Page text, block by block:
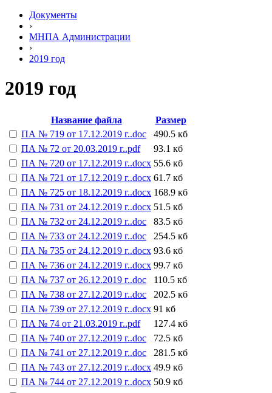
Документы
›
МНПА Администрации
›
2019 год
2019 год
Название файла
Размер
ПА № 719 от 17.12.2019 г..doc
490.5 кб
ПА № 72 от 20.03.2019 г..pdf
93.1 кб
ПА № 720 от 17.12.2019 г..docx 55.6 кб
ПА № 721 от 17.12.2019 г..docx 61.7 кб
ПА № 725 от 18.12.2019 г..docx 168.9 кб
ПА № 731 от 24.12.2019 г..docx 51.5 кб
ПА № 732 от 24.12.2019 г..doc
83.5 кб
ПА № 733 от 24.12.2019 г..doc
254.5 кб
ПА № 735 от 24.12.2019 г..docx 93.6 кб
ПА № 736 от 24.12.2019 г..docx 99.7 кб
ПА № 737 от 26.12.2019 г..doc
110.5 кб
ПА № 738 от 27.12.2019 г..doc
202.5 кб
ПА № 739 от 27.12.2019 г..docx 91 кб
ПА № 74 от 21.03.2019 г..pdf
127.4 кб
ПА № 740 от 27.12.2019 г..doc
72.5 кб
ПА № 741 от 27.12.2019 г..doc
281.5 кб
ПА № 743 от 27.12.2019 г..docx 49.9 кб
ПА № 744 от 27.12.2019 г..docx 50.9 кб